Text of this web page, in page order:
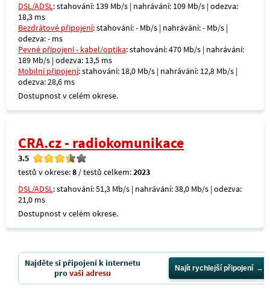
DSL/ADSL: stahování: 139 Mb/s | nahrávání: 109 Mb/s | odezva:
18,3 ms
Bezdrátové připojení: stahování: - Mb/s | nahrávání: - Mb/s |
odezva: - ms
Pevné připojení - kabel/optika: stahování: 470 Mb/s | nahrávání:
189 Mb/s | odezva: 13,5 ms
Mobilní připojení: stahování: 18,0 Mb/s | nahrávání: 12,8 Mb/s |
odezva: 28,6 ms
Dostupnost v celém okrese.
CRA.cz - radiokomunikace
3.5
testů v okrese:8 / testů celkem:2023
DSL/ADSL: stahování: 51,3 Mb/s | nahrávání: 38,0 Mb/s | odezva:
21,0 ms
Dostupnost v celém okrese.
Najděte si připojení k internetu
provaši adresu Najít rychlejší připojení